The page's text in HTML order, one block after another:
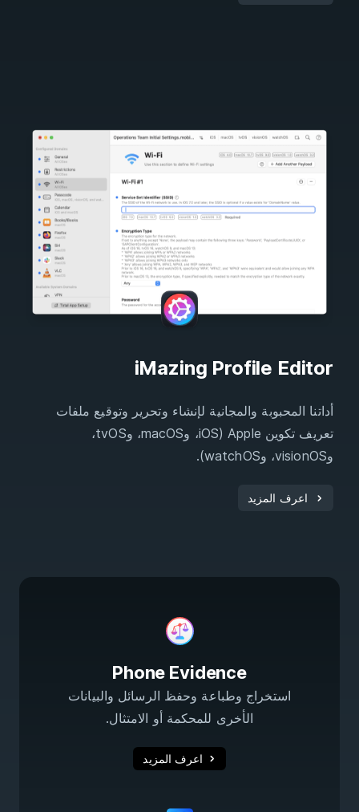
iMazing Profile Editor
أداتنا المحبوبة والمجانية لإنشاء وتحرير وتوقيع ملفات
تعريف تكوين Apple (iOS، وmacOS، وtvOS،
وvisionOS، وwatchOS).
اعرف المزيد
Phone Evidence
استخراج وطباعة وحفظ الرسائل والبيانات
الأخرى للمحكمة أو الامتثال.
اعرف المزيد